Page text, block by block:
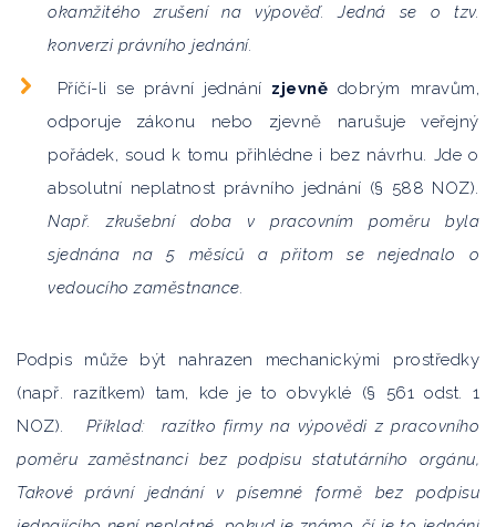
okamžitého zrušení na výpověď. Jedná se o tzv.
konverzi právního jednání.
Příčí-li se právní jednání zjevně dobrým mravům,
odporuje zákonu nebo zjevně narušuje veřejný
pořádek, soud k tomu přihlédne i bez návrhu. Jde o
absolutní neplatnost právního jednání (§ 588 NOZ).
Např. zkušební doba v pracovním poměru byla
sjednána na 5 měsíců a přitom se nejednalo o
vedoucího zaměstnance.
Podpis může být nahrazen mechanickými prostředky
(např. razítkem) tam, kde je to obvyklé (§ 561 odst. 1
NOZ). Příklad: razítko firmy na výpovědi z pracovního
poměru zaměstnanci bez podpisu statutárního orgánu,
Takové právní jednání v písemné formě bez podpisu